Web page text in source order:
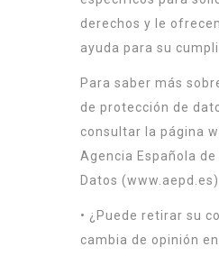
derechos y le
ayuda para su
Para saber más
de protección de
consultar la página
Agencia Española
Datos (www.aepd.es).
• ¿Puede retirar su
cambia de opinión